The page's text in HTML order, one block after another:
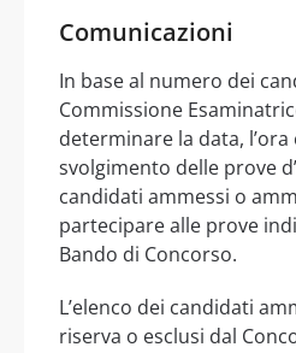
Comunicazioni
In base al numero dei
Commissione
determinare la data,
svolgimento delle prove
candidati ammessi o
partecipare alle prove
Bando di Concorso.
L’elenco dei candidati
riserva o esclusi dal